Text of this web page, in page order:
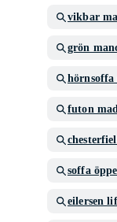
vikbar
grön
hörnsoffa
futon
soffa
eilersen